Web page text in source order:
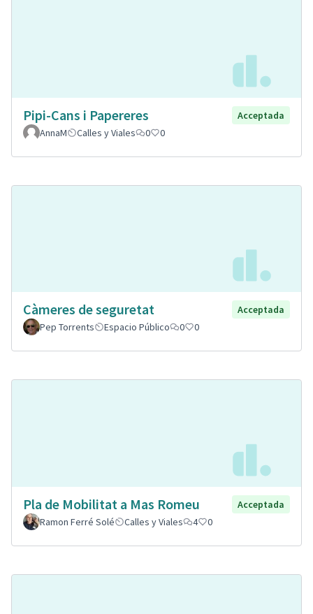
Pipi-Cans i Papereres
Acceptada
AnnaM
Calles y Viales 0 0
Càmeres de seguretat
Acceptada
Pep Torrents
Espacio Público 0 0
Pla de Mobilitat a Mas Romeu
Acceptada
Ramon Ferré Solé
Calles y Viales 4 0